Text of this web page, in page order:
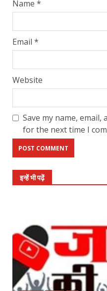
Name *
Email *
Website
Save my name,
for the next time I
इन्हें भी पढ़ें